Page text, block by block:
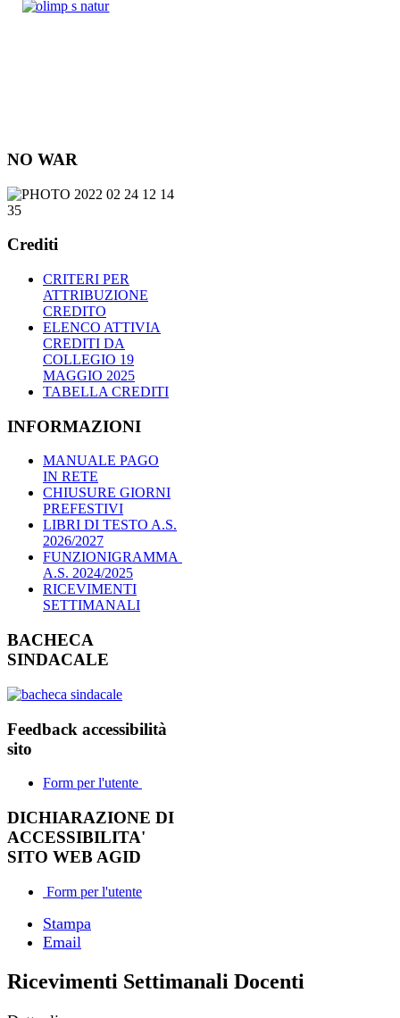
NO WAR
Crediti
CRITERI PER
ATTRIBUZIONE
CREDITO
ELENCO ATTIVIA
CREDITI DA
COLLEGIO 19
MAGGIO 2025
TABELLA CREDITI
INFORMAZIONI
MANUALE PAGO
IN RETE
CHIUSURE GIORNI
PREFESTIVI
LIBRI DI TESTO A.S.
2026/2027
FUNZIONIGRAMMA
A.S. 2024/2025
RICEVIMENTI
SETTIMANALI
BACHECA
SINDACALE
Feedback accessibilità
sito
Form per l'utente
DICHIARAZIONE DI
ACCESSIBILITA'
SITO WEB AGID
Form per l'utente
Stampa
Email
Ricevimenti Settimanali Docenti